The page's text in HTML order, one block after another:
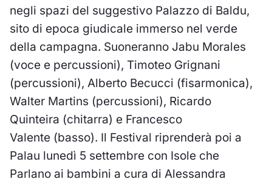
negli spazi del suggestivo Palazzo di Baldu,
sito di epoca giudicale immerso nel verde
della campagna. Suoneranno Jabu Morales
(voce e percussioni), Timoteo Grignani
(percussioni), Alberto Becucci (fisarmonica),
Walter Martins (percussioni), Ricardo
Quinteira (chitarra) e Francesco
Valente (basso). Il Festival riprenderà poi a
Palau lunedì 5 settembre con Isole che
Parlano ai bambini a cura di Alessandra